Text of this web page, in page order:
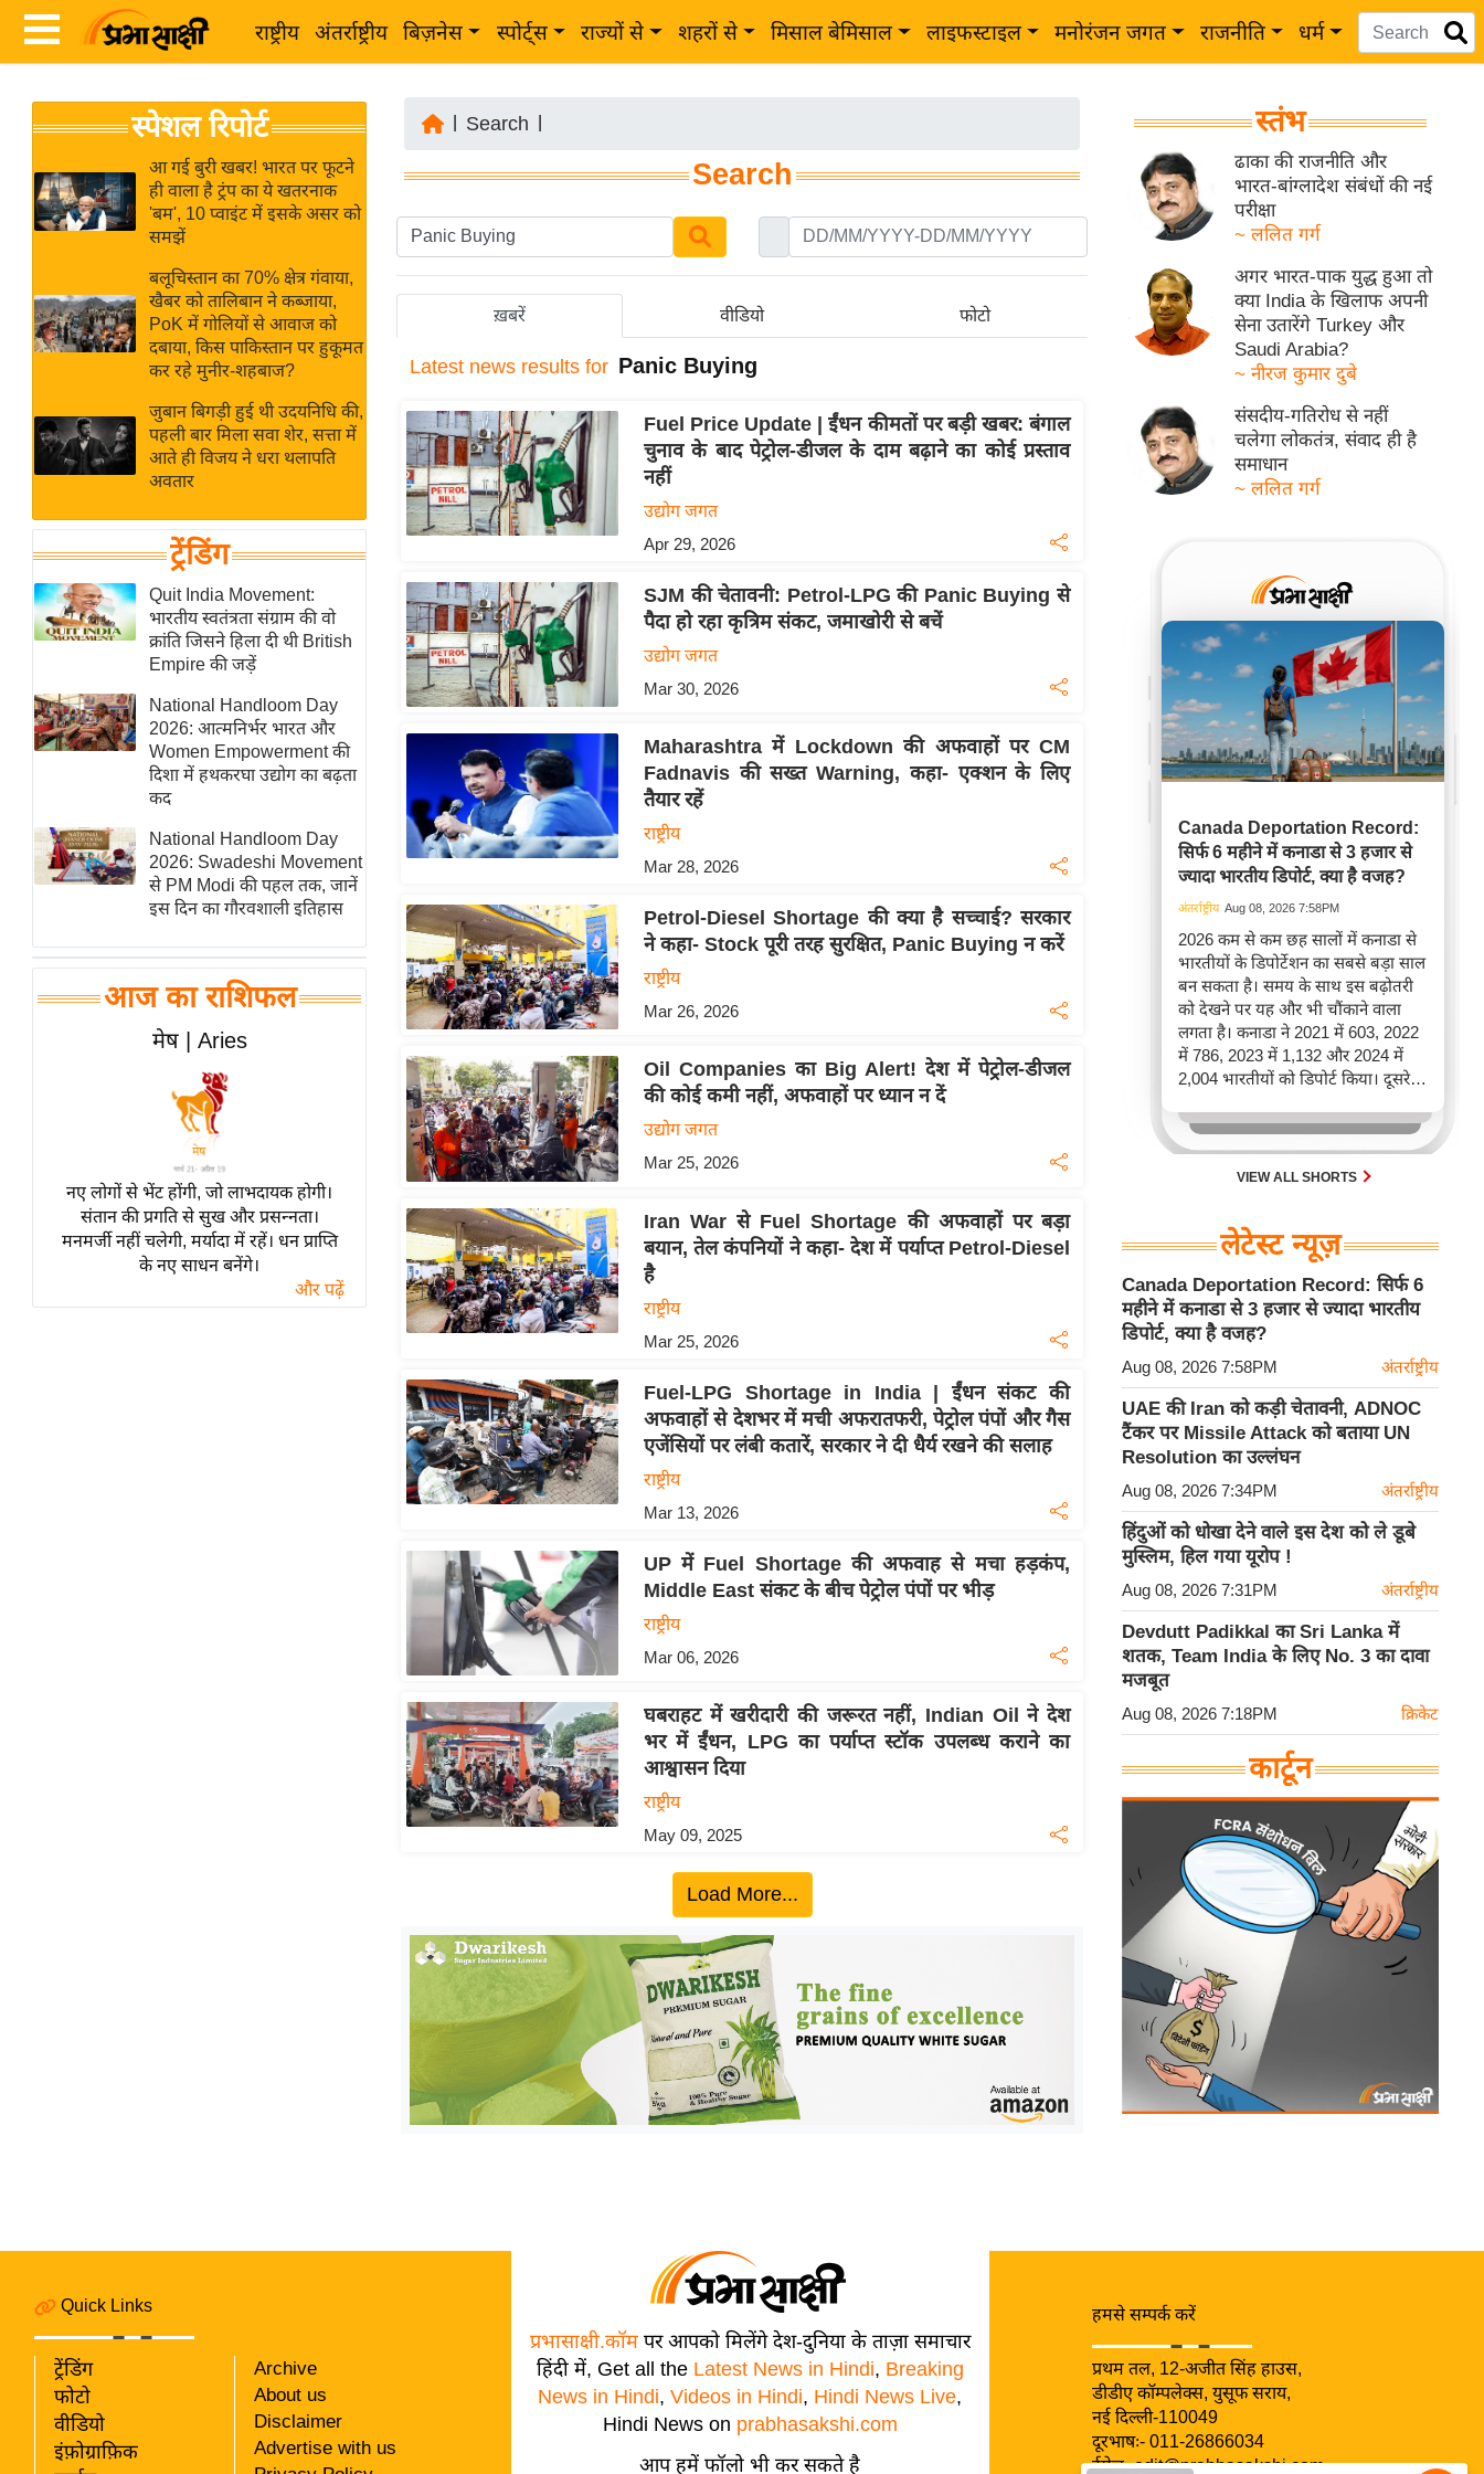
राष्ट्रीय अंतर्राष्ट्रीय बिज़नेस स्पोर्ट्स राज्यों से शहरों से मिसाल बेमिसाल लाइफस्टाइल मनोरंजन जगत राजनीति धर्म
News
Hindi
Live
News in
Hindi
News
Hindi
Videos
ख
ब
र
अंतर्राष्ट्रीय
बिज़नेस
विशेषज्ञ
राय
खेल
क्रिकेट
IPL
2026
ई-पेपर
मिसाल बेमिसाल
शख्सियत
यंग इंडिया
साहित्य जगत
ऑटो वर्ल्ड
न्यूज ब्रीफ
बॉलीवुड
हॉलीवुड
फिल्म समीक्षा
लाइफस्टाइल
टेक्नॉलॉजी
ब्यूटी/फैशन
घरेलू नुस्खे
पर्यटन स्थल
फिटनेस मंत्रा
विधानसभा
चुनाव
फोटो
वीडियो
स्पेशल रिपोर्ट
आ गई बुरी खबर! भारत पर फूटने
ही वाला है ट्रंप का ये खतरनाक
'बम', 10 प्वाइंट में इसके असर को
समझें
बलूचिस्तान का 70% क्षेत्र गंवाया,
खैबर को तालिबान ने कब्जाया,
PoK में गोलियों से आवाज को
दबाया, किस पाकिस्तान पर हुकूमत
कर रहे मुनीर-शहबाज?
जुबान बिगड़ी हुई थी उदयनिधि की,
पहली बार मिला सवा शेर, सत्ता में
आते ही विजय ने धरा थलापति
अवतार
ट्रेंडिंग
Quit India Movement:
भारतीय स्वतंत्रता संग्राम की वो
क्रांति जिसने हिला दी थी British
Empire की जड़ें
National Handloom Day
2026: आत्मनिर्भर भारत और
Women Empowerment की
दिशा में हथकरघा उद्योग का बढ़ता
कद
National Handloom Day
2026: Swadeshi Movement
से PM Modi की पहल तक, जानें
इस दिन का गौरवशाली इतिहास
आज का राशिफल
मेष | Aries
नए लोगों से भेंट होंगी, जो लाभदायक होगी।
संतान की प्रगति से सुख और प्रसन्नता।
मनमर्जी नहीं चलेगी, मर्यादा में रहें। धन प्राप्ति
के नए साधन बनेंगे।
और पढ़ें
Search
Search
ख़बरें वीडियो फोटो
Latest news results for Panic Buying
Fuel Price Update | ईंधन कीमतों पर बड़ी खबर: बंगाल
चुनाव के बाद पेट्रोल-डीजल के दाम बढ़ाने का कोई प्रस्ताव
नहीं
उद्योग जगत
Apr 29, 2026
SJM की चेतावनी: Petrol-LPG की Panic Buying से
पैदा हो रहा कृत्रिम संकट, जमाखोरी से बचें
उद्योग जगत
Mar 30, 2026
Maharashtra में Lockdown की अफवाहों पर CM
Fadnavis की सख्त Warning, कहा- एक्शन के लिए
तैयार रहें
राष्ट्रीय
Mar 28, 2026
Petrol-Diesel Shortage की क्या है सच्चाई? सरकार
ने कहा- Stock पूरी तरह सुरक्षित, Panic Buying न करें
राष्ट्रीय
Mar 26, 2026
Oil Companies का Big Alert! देश में पेट्रोल-डीजल
की कोई कमी नहीं, अफवाहों पर ध्यान न दें
उद्योग जगत
Mar 25, 2026
Iran War से Fuel Shortage की अफवाहों पर बड़ा
बयान, तेल कंपनियों ने कहा- देश में पर्याप्त Petrol-Diesel
है
राष्ट्रीय
Mar 25, 2026
Fuel-LPG Shortage in India | ईंधन संकट की
अफवाहों से देशभर में मची अफरातफरी, पेट्रोल पंपों और गैस
एजेंसियों पर लंबी कतारें, सरकार ने दी धैर्य रखने की सलाह
राष्ट्रीय
Mar 13, 2026
UP में Fuel Shortage की अफवाह से मचा हड़कंप,
Middle East संकट के बीच पेट्रोल पंपों पर भीड़
राष्ट्रीय
Mar 06, 2026
घबराहट में खरीदारी की जरूरत नहीं, Indian Oil ने देश
भर में ईंधन, LPG का पर्याप्त स्टॉक उपलब्ध कराने का
आश्वासन दिया
राष्ट्रीय
May 09, 2025
Load More...
स्तंभ
ढाका की राजनीति और
भारत-बांग्लादेश संबंधों की नई
परीक्षा
~ ललित गर्ग
अगर भारत-पाक युद्ध हुआ तो
क्या India के खिलाफ अपनी
सेना उतारेंगे Turkey और
Saudi Arabia?
~ नीरज कुमार दुबे
संसदीय-गतिरोध से नहीं
चलेगा लोकतंत्र, संवाद ही है
समाधान
~ ललित गर्ग
Canada Deportation Record:
सिर्फ 6 महीने में कनाडा से 3 हजार से
ज्यादा भारतीय डिपोर्ट, क्या है वजह?
अंतर्राष्ट्रीय Aug 08, 2026 7:58PM
2026 कम से कम छह सालों में कनाडा से
भारतीयों के डिपोर्टेशन का सबसे बड़ा साल
बन सकता है। समय के साथ इस बढ़ोतरी
को देखने पर यह और भी चौंकाने वाला
लगता है। कनाडा ने 2021 में 603, 2022
में 786, 2023 में 1,132 और 2024 में
2,004 भारतीयों को डिपोर्ट किया। दूसरे
पूरे साल की तुलना में 2026 की पहली
छमाही में ज़्यादा भारतीयों को वापस भेजा
VIEW ALL SHORTS
लेटेस्ट न्यूज़
Canada Deportation Record: सिर्फ 6
महीने में कनाडा से 3 हजार से ज्यादा भारतीय
डिपोर्ट, क्या है वजह?
Aug 08, 2026 7:58PM अंतर्राष्ट्रीय
UAE की Iran को कड़ी चेतावनी, ADNOC
टैंकर पर Missile Attack को बताया UN
Resolution का उल्लंघन
Aug 08, 2026 7:34PM अंतर्राष्ट्रीय
हिंदुओं को धोखा देने वाले इस देश को ले डूबे
मुस्लिम, हिल गया यूरोप !
Aug 08, 2026 7:31PM अंतर्राष्ट्रीय
Devdutt Padikkal का Sri Lanka में
शतक, Team India के लिए No. 3 का दावा
मजबूत
Aug 08, 2026 7:18PM क्रिकेट
कार्टून
Quick Links
ट्रेंडिंग
फोटो
वीडियो
इंफ़ोग्राफ़िक
Archive
About us
Disclaimer
Advertise with us
प्रभासाक्षी.कॉमपर आपको मिलेंगे देश-दुनिया के ताज़ा समाचार
हिंदी में, Get all the Latest News in Hindi, Breaking
News in Hindi,Videos in Hindi, Hindi News Live,
Hindi News on prabhasakshi.com
आप हमें फॉलो भी कर सकते है
हमसे सम्पर्क करें
प्रथम तल, 12-अजीत सिंह हाउस,
डीडीए कॉम्पलेक्स, युसूफ सराय,
नई दिल्ली-110049
दूरभाषः- 011-26866034
ईमेल-edit@prabhasakshi.com